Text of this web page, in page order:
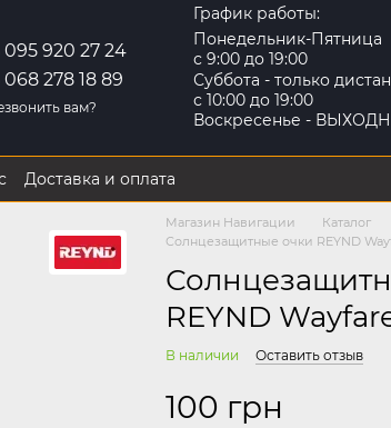
095 920 27 24
068 278 18 89
вам?
График работы:
Понедельник-Пятница
с 9:00 до 19:00
Суббота - только
с 10:00 до 19:00
Воскресенье -
Доставка и оплата
и возврат
Магазин Навигации Каталог
Солнцезащитные очки REYND
REYND
В наличии Оставить отзыв
100 грн